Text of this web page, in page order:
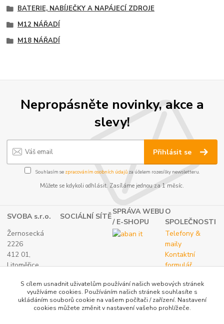
BATERIE, NABÍJEČKY A NAPÁJECÍ ZDROJE
M12 NÁŘADÍ
M18 NÁŘADÍ
Nepropásněte novinky, akce a
slevy!
Přihlásit se
Souhlasím se zpracováním osobních údajůza účelem rozesílky newsletteru.
Můžete se kdykoli odhlásit. Zasíláme jednou za 1 měsíc.
SVOBA s.r.o. SOCIÁLNÍ SÍTĚ
SPRÁVA WEBU
/ E-SHOPU
O
SPOLEČNOSTI
Žernosecká
2226
412 01,
Litoměřice
(+420) 416 733
IČ: 27265382
Telefony &
maily
Kontaktní
formulář
S cílem usnadnit uživatelům používání našich webových stránek
využíváme cookies. Používáním našich stránek souhlasíte s
ukládáním souborů cookie na vašem počítači / zařízení. Nastavení
cookies můžete změnit v nastavení vašeho prohlížeče.